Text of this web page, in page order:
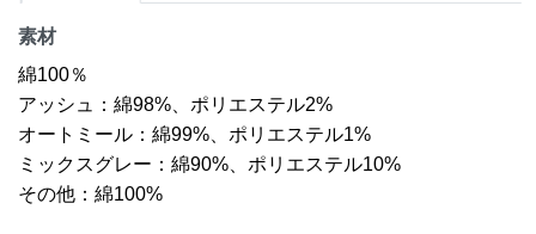
素材
綿100％
アッシュ：綿98%、ポリエステル2%
オートミール：綿99%、ポリエステル1%
ミックスグレー：綿90%、ポリエステル10%
その他：綿100%